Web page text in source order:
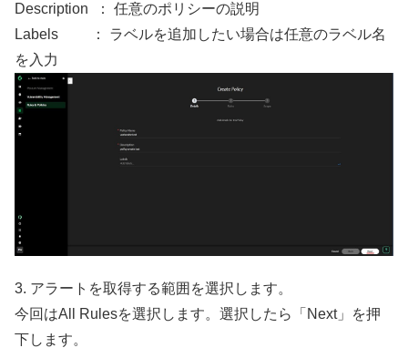
Description ： 任意のポリシーの説明
Labels ： ラベルを追加したい場合は任意のラベル名
を入力
3. アラートを取得する範囲を選択します。
今回はAll Rulesを選択します。選択したら「Next」を押
下します。